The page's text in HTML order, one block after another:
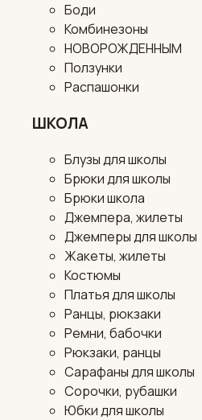
Боди
Комбинезоны
НОВОРОЖДЕННЫМ
Ползунки
Распашонки
ШКОЛА
Блузы для школы
Брюки для школы
Брюки школа
Джемпера, жилеты
Джемперы для школы
Жакеты, жилеты
Костюмы
Платья для школы
Ранцы, рюкзаки
Ремни, бабочки
Рюкзаки, ранцы
Сарафаны для школы
Сорочки, рубашки
Юбки для школы